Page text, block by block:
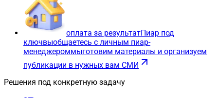
оплата за результатПиар под
ключвыобщаетесь с личным пиар-
менеджероммыготовим материалы и организуем
публикации в нужных вам СМИ
Решения под конкретную задачу